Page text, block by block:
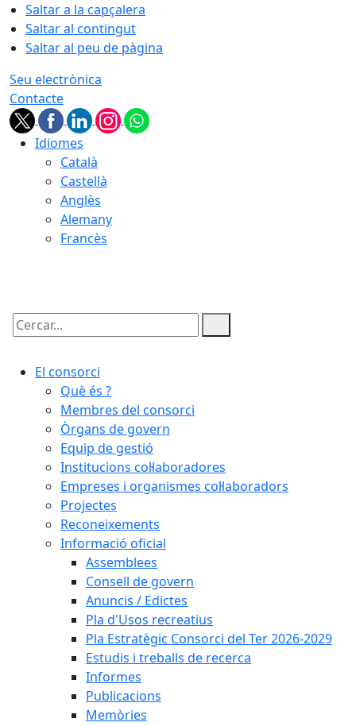
Saltar a la capçalera
Saltar al contingut
Saltar al peu de pàgina
Seu electrònica
Contacte
Idiomes
Català
Castellà
Anglès
Alemany
Francès
Cercar:
El consorci
Què és ?
Membres del consorci
Òrgans de govern
Equip de gestió
Institucions col·laboradores
Empreses i organismes col·laboradors
Projectes
Reconeixements
Informació oficial
Assemblees
Consell de govern
Anuncis / Edictes
Pla d'Usos recreatius
Pla Estratègic Consorci del Ter 2026-2029
Estudis i treballs de recerca
Informes
Publicacions
Memòries